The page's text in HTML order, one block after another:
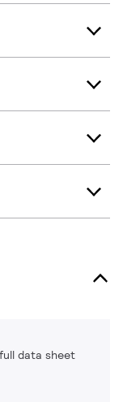
full data sheet